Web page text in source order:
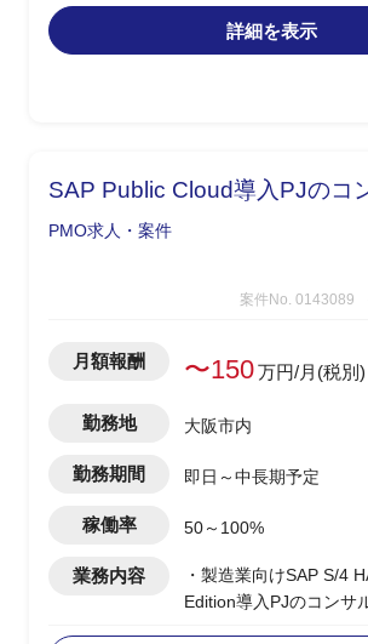
・ToDo管理
・品質管理
詳細を表示
SAP Public Cloud導入PJのコ
PMO求人・案件
案件No. 0143089
月額報酬 〜150万円/月(税別)
勤務地 大阪市内
勤務期間 即日～中長期予定
稼働率 50～100%
業務内容
・製造業向けSAP S/4
Edition導入PJのコンサ